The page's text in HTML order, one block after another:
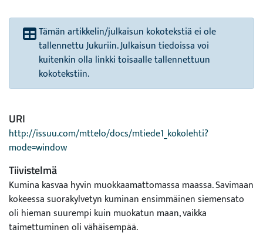
Tämän artikkelin/julkaisun kokotekstiä ei ole
tallennettu Jukuriin. Julkaisun tiedoissa voi
kuitenkin olla linkki toisaalle tallennettuun
kokotekstiin.
URI
http://issuu.com/mttelo/docs/mtiede1_kokolehti?
mode=window
Tiivistelmä
Kumina kasvaa hyvin muokkaamattomassa maassa. Savimaan
kokeessa suorakylvetyn kuminan ensimmäinen siemensato
oli hieman suurempi kuin muokatun maan, vaikka
taimettuminen oli vähäisempää.